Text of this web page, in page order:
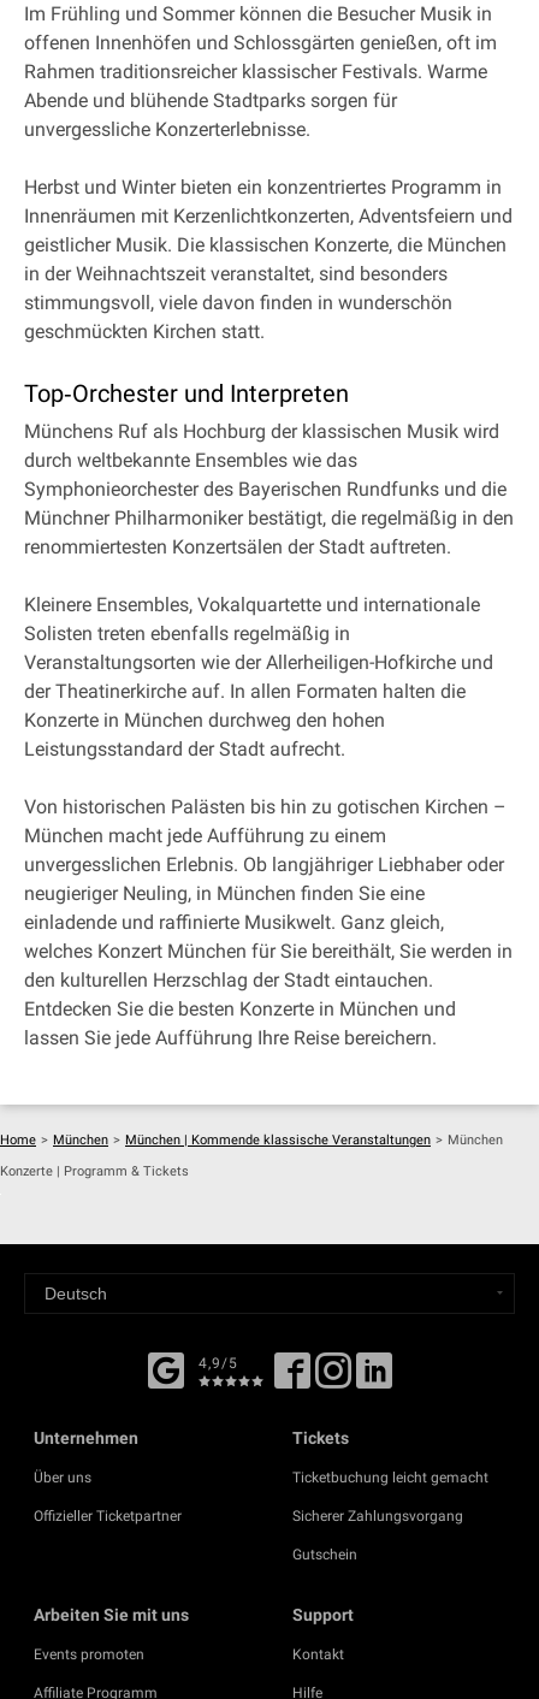
Im Frühling und Sommer können die Besucher Musik in
offenen Innenhöfen und Schlossgärten genießen, oft im
Rahmen traditionsreicher klassischer Festivals. Warme
Abende und blühende Stadtparks sorgen für
unvergessliche Konzerterlebnisse.
Herbst und Winter bieten ein konzentriertes Programm in
Innenräumen mit Kerzenlichtkonzerten, Adventsfeiern und
geistlicher Musik. Die klassischen Konzerte, die München
in der Weihnachtszeit veranstaltet, sind besonders
stimmungsvoll, viele davon finden in wunderschön
geschmückten Kirchen statt.
Top‐Orchester und Interpreten
Münchens Ruf als Hochburg der klassischen Musik wird
durch weltbekannte Ensembles wie das
Symphonieorchester des Bayerischen Rundfunks und die
Münchner Philharmoniker bestätigt, die regelmäßig in den
renommiertesten Konzertsälen der Stadt auftreten.
Kleinere Ensembles, Vokalquartette und internationale
Solisten treten ebenfalls regelmäßig in
Veranstaltungsorten wie der Allerheiligen-Hofkirche und
der Theatinerkirche auf. In allen Formaten halten die
Konzerte in München durchweg den hohen
Leistungsstandard der Stadt aufrecht.
Von historischen Palästen bis hin zu gotischen Kirchen –
München macht jede Aufführung zu einem
unvergesslichen Erlebnis. Ob langjähriger Liebhaber oder
neugieriger Neuling, in München finden Sie eine
einladende und raffinierte Musikwelt. Ganz gleich,
welches Konzert München für Sie bereithält, Sie werden in
den kulturellen Herzschlag der Stadt eintauchen.
Entdecken Sie die besten Konzerte in München und
lassen Sie jede Aufführung Ihre Reise bereichern.
Home > München > München | Kommende klassische Veranstaltungen > München
Konzerte | Programm & Tickets
4,9/5
Unternehmen
Über uns
Offizieller Ticketpartner
Tickets
Ticketbuchung leicht gemacht
Sicherer Zahlungsvorgang
Gutschein
Arbeiten Sie mit uns
Events promoten
Affiliate Programm
Support
Kontakt
Hilfe